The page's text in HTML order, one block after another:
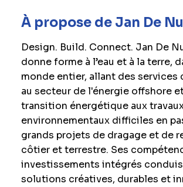
À propose de Jan De
Design. Build. Connect. Jan De
donne forme à l’eau et à la terre,
monde entier, allant des services
au secteur de l'énergie offshore
transition énergétique aux
environnementaux difficiles en
grands projets de dragage et de
côtier et terrestre. Ses
investissements intégrés
solutions créatives, durables et